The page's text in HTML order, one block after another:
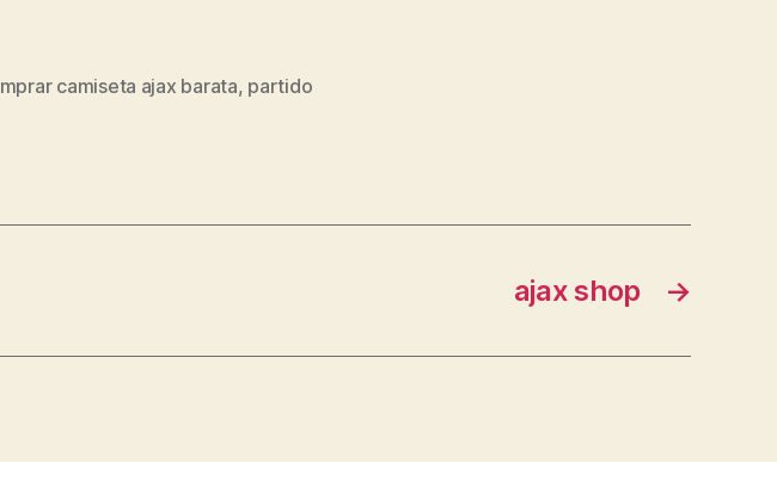
camiseta ajax barata, partido
→
ajax shop